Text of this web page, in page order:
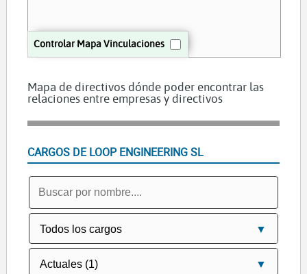
Controlar Mapa Vinculaciones
Mapa de directivos dónde poder encontrar las
relaciones entre empresas y directivos
CARGOS DE LOOP ENGINEERING SL